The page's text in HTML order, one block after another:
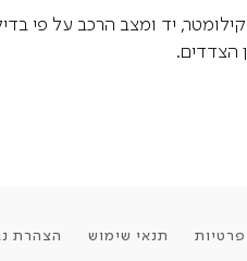
יד ומצב הרכב על פי
הצדדים.
פרטיות תנאי שימוש הצהרת